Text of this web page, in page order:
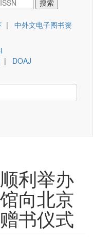
| 中外文电子图书资
| DOAJ
利举办
向北京
书仪式